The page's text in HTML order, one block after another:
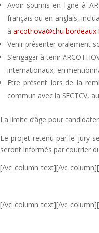
Avoir soumis en ligne à
français ou en anglais,
à arcothova@chu-
Venir présenter oralement
S’engager à tenir
internationaux, en
Etre présent lors de la
commun avec la SFCTCV,
La limite d’âge pour
Le projet retenu par le jury
seront informés par courrier
[/vc_column_text][/
[/vc_column_text][/